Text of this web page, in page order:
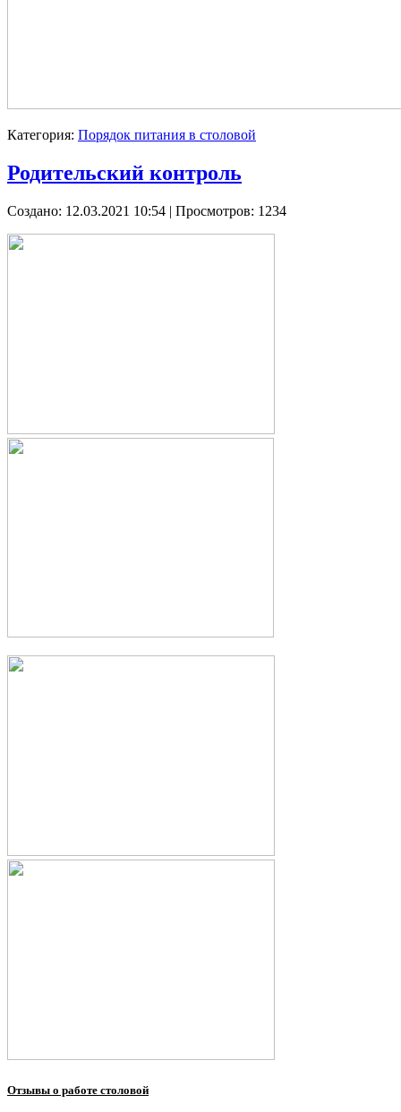
Категория: Порядок питания в столовой
Родительский контроль
Создано: 12.03.2021 10:54 | Просмотров: 1234
Отзывы о работе столовой